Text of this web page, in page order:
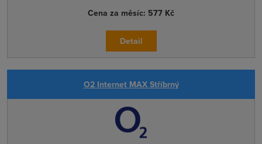
Cena za měsíc: 577 Kč
Detail
O2 Internet MAX Stříbrný